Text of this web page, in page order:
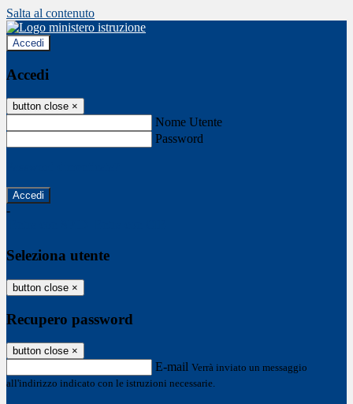
Salta al contenuto
Accedi
Accedi
button close ×
Nome Utente
Password
-
Seleziona utente
button close ×
Recupero password
button close ×
E-mail Verrà inviato un messaggio
all'indirizzo indicato con le istruzioni necessarie.